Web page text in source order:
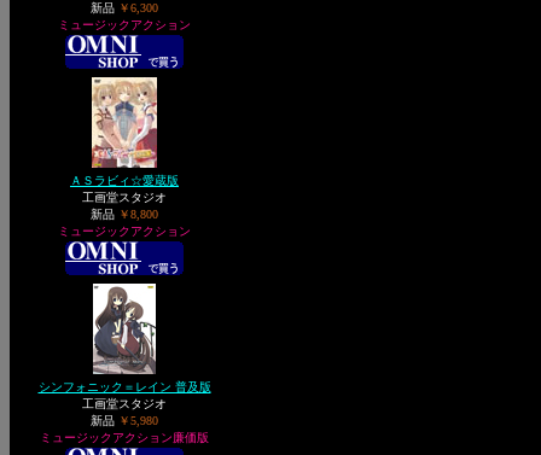
新品 ￥6,300
ミュージックアクション
ＡＳラビィ☆愛蔵版
工画堂スタジオ
新品 ￥8,800
ミュージックアクション
シンフォニック＝レイン 普及版
工画堂スタジオ
新品 ￥5,980
ミュージックアクション廉価版